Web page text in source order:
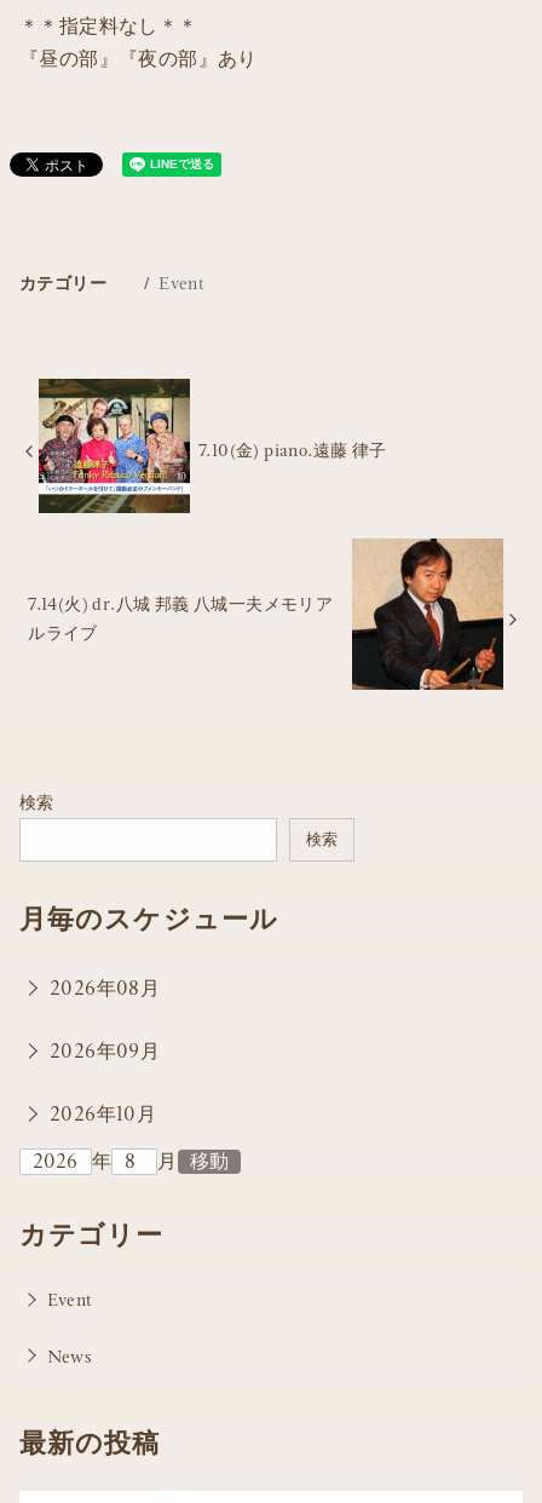
＊＊指定料なし＊＊
『昼の部』『夜の部』あり
カテゴリー Event
7.10(金) piano.遠藤 律子
7.14(火) dr.八城 邦義 八城一夫メモリア
ルライブ
検索
検索
月毎のスケジュール
2026年08月
2026年09月
2026年10月
年
月
カテゴリー
Event
News
最新の投稿